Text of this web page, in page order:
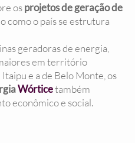
osprojetos de geração de
como o país se estrutura
geradoras de energia,
em território
e a de Belo Monte, os
Wórticetambém
econômico e social.